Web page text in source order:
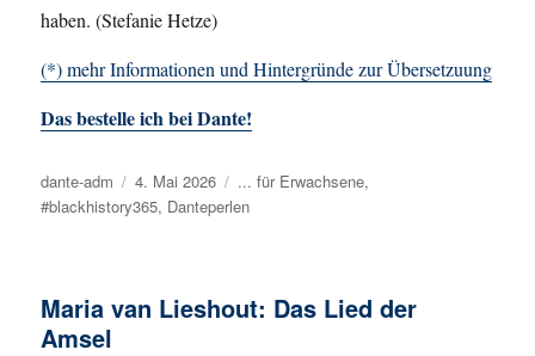
haben. (Stefanie Hetze)
(*) mehr Informationen und Hintergründe zur Übersetzuung
Das bestelle ich bei Dante!
Autor
dante-adm
Veröffentlicht
am
4. Mai 2026 Kategorien
... für Erwachsene,
#blackhistory365, Danteperlen
Maria van Lieshout: Das Lied der
Amsel